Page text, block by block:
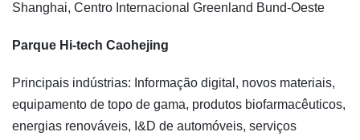
Shanghai, Centro Internacional Greenland Bund-Oeste
Parque Hi-tech Caohejing
Principais indústrias: Informação digital, novos materiais,
equipamento de topo de gama, produtos biofarmacêuticos,
energias renováveis, I&D de automóveis, serviços